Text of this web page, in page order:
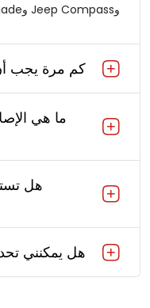
وJeep Compass وJeep Renegade.
كم مرة يجب
ما هي
هل
هل يمكنني